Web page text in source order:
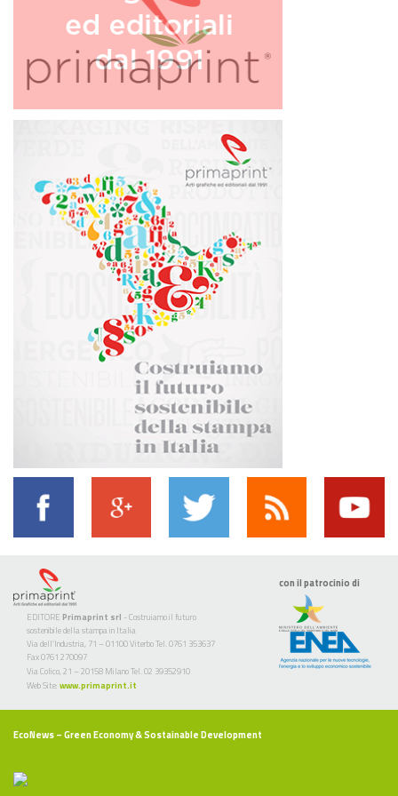
EDITORE Primaprint srl - Costruiamo il futuro
sostenibile della stampa in Italia
Via dell’Industria, 71 – 01100 Viterbo Tel. 0761 353637
Fax 0761 270097
Via Colico, 21 – 20158 Milano Tel. 02 39352910
Web Site: www.primaprint.it
con il patrocinio di
EcoNews– Green Economy & Sostainable Development